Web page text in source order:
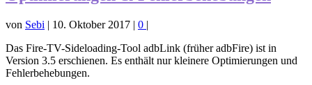
von Sebi | 10. Oktober 2017 | 0 |
Das Fire-TV-Sideloading-Tool adbLink (früher adbFire) ist in
Version 3.5 erschienen. Es enthält nur kleinere Optimierungen und
Fehlerbehebungen.